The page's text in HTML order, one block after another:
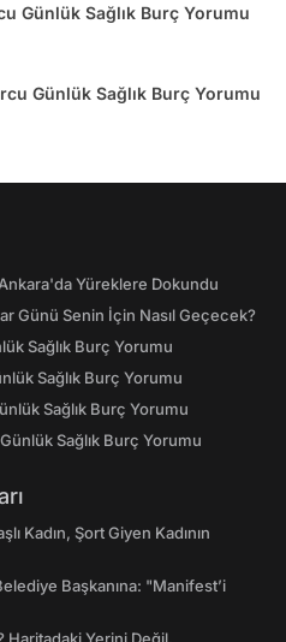
Günlük Sağlık Burç Yorumu
Günlük Sağlık Burç Yorumu
Yüreklere Dokundu
Günü Senin İçin Nasıl Geçecek?
Sağlık Burç Yorumu
Sağlık Burç Yorumu
Sağlık Burç Yorumu
Sağlık Burç Yorumu
Kadın, Şort Giyen Kadının
Başkanına: "Manifest’i